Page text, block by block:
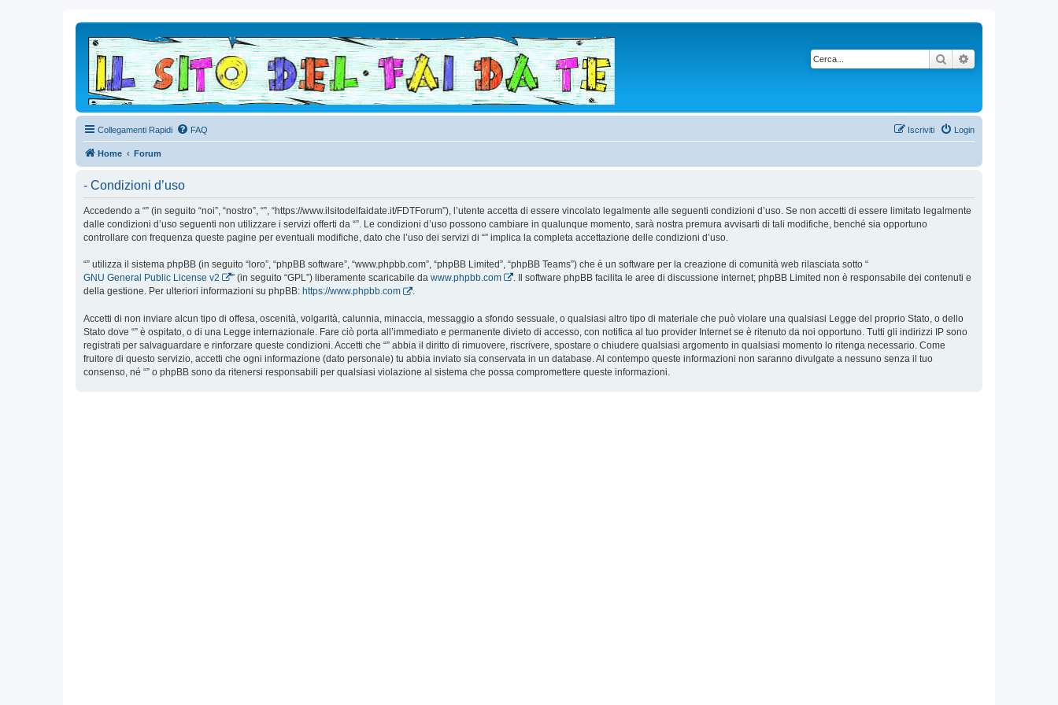
Cerca
Collegamenti Rapidi FAQ Login
Iscriviti
Home Forum
- Condizioni d’uso
Accedendo a “” (in seguito “noi”, “nostro”, “”, “https://www.ilsitodelfaidate.it/FDTForum”), l’utente accetta di essere vincolato legalmente alle seguenti condizioni d’uso. Se non accetti di essere limitato legalmente
dalle condizioni d’uso seguenti non utilizzare i servizi offerti da “”. Le condizioni d’uso possono cambiare in qualunque momento, sarà nostra premura avvisarti di tali modifiche, benché sia opportuno
controllare con frequenza queste pagine per eventuali modifiche, dato che l’uso dei servizi di “” implica la completa accettazione delle condizioni d’uso.
“” utilizza il sistema phpBB (in seguito “loro”, “phpBB software”, “www.phpbb.com”, “phpBB Limited”, “phpBB Teams”) che è un software per la creazione di comunità web rilasciata sotto “
GNU General Public License v2
” (in seguito “GPL”) liberamente scaricabile da www.phpbb.com
. Il software phpBB facilita le aree di discussione internet; phpBB Limited non è responsabile dei contenuti e
della gestione. Per ulteriori informazioni su phpBB: https://www.phpbb.com .
Accetti di non inviare alcun tipo di offesa, oscenità, volgarità, calunnia, minaccia, messaggio a sfondo sessuale, o qualsiasi altro tipo di materiale che può violare una qualsiasi Legge del proprio Stato, o dello
Stato dove “” è ospitato, o di una Legge internazionale. Fare ciò porta all’immediato e permanente divieto di accesso, con notifica al tuo provider Internet se è ritenuto da noi opportuno. Tutti gli indirizzi IP sono
registrati per salvaguardare e rinforzare queste condizioni. Accetti che “” abbia il diritto di rimuovere, riscrivere, spostare o chiudere qualsiasi argomento in qualsiasi momento lo ritenga necessario. Come
fruitore di questo servizio, accetti che ogni informazione (dato personale) tu abbia inviato sia conservata in un database. Al contempo queste informazioni non saranno divulgate a nessuno senza il tuo
consenso, né “” o phpBB sono da ritenersi responsabili per qualsiasi violazione al sistema che possa compromettere queste informazioni.